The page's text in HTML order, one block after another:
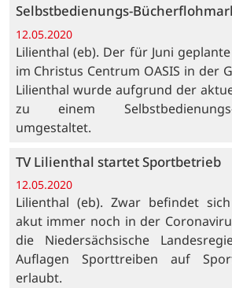
Selbstbedienungs-
12.05.2020
Lilienthal (eb). Der für Juni
im Christus Centrum OASIS in der
Lilienthal wurde aufgrund der
zu einem Selbstbedienungs-
umgestaltet.
TV Lilienthal startet Sportbetrieb
12.05.2020
Lilienthal (eb). Zwar befindet
akut immer noch in der
die Niedersächsische
Auflagen Sporttreiben auf
erlaubt.